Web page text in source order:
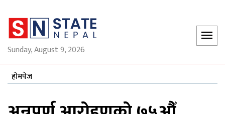
Sunday, August 9, 2026
होमपेज